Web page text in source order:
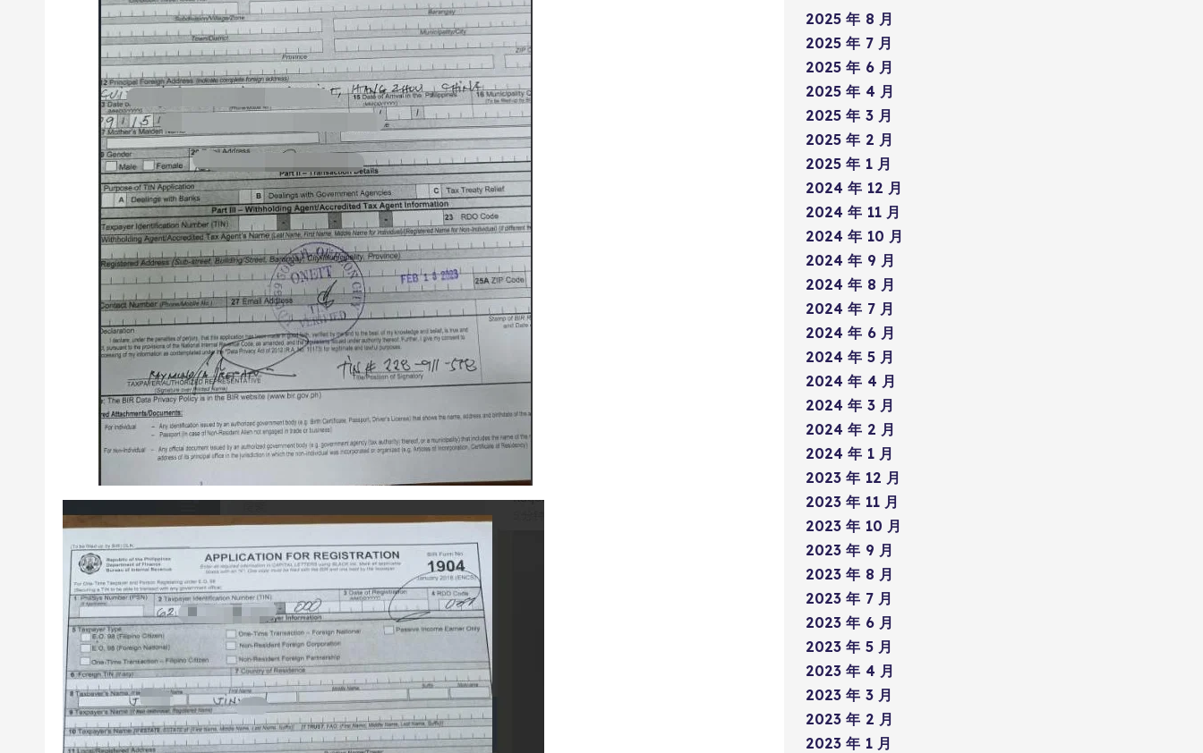
2025 年 8 月
2025 年 7 月
2025 年 6 月
2025 年 4 月
2025 年 3 月
2025 年 2 月
2025 年 1 月
2024 年 12 月
2024 年 11 月
2024 年 10 月
2024 年 9 月
2024 年 8 月
2024 年 7 月
2024 年 6 月
2024 年 5 月
2024 年 4 月
2024 年 3 月
2024 年 2 月
2024 年 1 月
2023 年 12 月
2023 年 11 月
2023 年 10 月
2023 年 9 月
2023 年 8 月
2023 年 7 月
2023 年 6 月
2023 年 5 月
2023 年 4 月
2023 年 3 月
2023 年 2 月
2023 年 1 月